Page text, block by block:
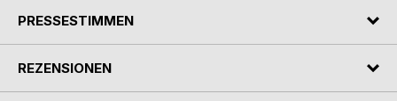
PRESSESTIMMEN
REZENSIONEN